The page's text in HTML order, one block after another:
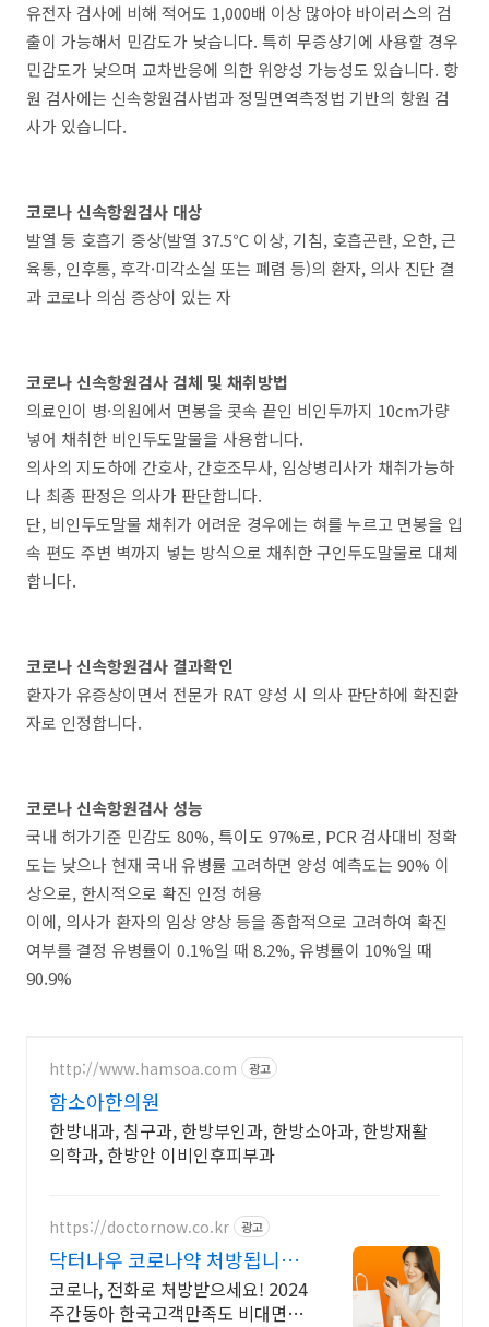
유전자 검사에 비해 적어도 1,000배 이상 많아야 바이러스의 검
출이 가능해서 민감도가 낮습니다. 특히 무증상기에 사용할 경우
민감도가 낮으며 교차반응에 의한 위양성 가능성도 있습니다. 항
원 검사에는 신속항원검사법과 정밀면역측정법 기반의 항원 검
사가 있습니다.
코로나 신속항원검사 대상
발열 등 호흡기 증상(발열 37.5℃ 이상, 기침, 호흡곤란, 오한, 근
육통, 인후통, 후각·미각소실 또는 폐렴 등)의 환자, 의사 진단 결
과 코로나 의심 증상이 있는 자
코로나 신속항원검사 검체 및 채취방법
의료인이 병·의원에서 면봉을 콧속 끝인 비인두까지 10cm가량
넣어 채취한 비인두도말물을 사용합니다.
의사의 지도하에 간호사, 간호조무사, 임상병리사가 채취가능하
나 최종 판정은 의사가 판단합니다.
단, 비인두도말물 채취가 어려운 경우에는 혀를 누르고 면봉을 입
속 편도 주변 벽까지 넣는 방식으로 채취한 구인두도말물로 대체
합니다.
코로나 신속항원검사 결과확인
환자가 유증상이면서 전문가 RAT 양성 시 의사 판단하에 확진환
자로 인정합니다.
코로나 신속항원검사 성능
국내 허가기준 민감도 80%, 특이도 97%로, PCR 검사대비 정확
도는 낮으나 현재 국내 유병률 고려하면 양성 예측도는 90% 이
상으로, 한시적으로 확진 인정 허용
이에, 의사가 환자의 임상 양상 등을 종합적으로 고려하여 확진
여부를 결정 유병률이 0.1%일 때 8.2%, 유병률이 10%일 때
90.9%
http://www.hamsoa.com 광고
함소아한의원
한방내과, 침구과, 한방부인과, 한방소아과, 한방재활
의학과, 한방안 이비인후피부과
https://doctornow.co.kr 광고
닥터나우 코로나약 처방됩니다
365일 24시간 진료가능
코로나, 전화로 처방받으세요! 2024
주간동아 한국고객만족도 비대면진